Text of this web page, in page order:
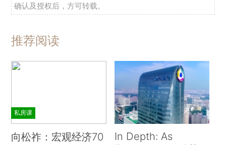
确认及授权后，方可转载。
推荐阅读
私房课
向松祚：宏观经济70
In Depth: As